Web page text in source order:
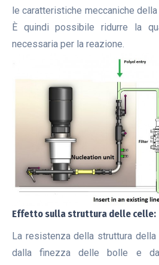
le caratteristiche meccaniche
È quindi possibile ridurre la
necessaria per la reazione.
Effetto sulla struttura delle celle:
La resistenza della struttura della
dalla finezza delle bolle e